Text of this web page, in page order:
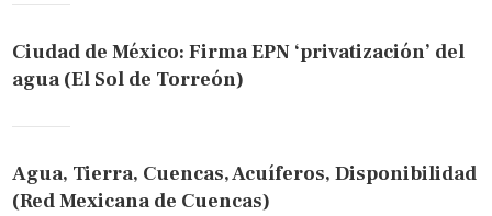
Ciudad de México: Firma EPN ‘privatización’ del
agua (El Sol de Torreón)
Agua, Tierra, Cuencas, Acuíferos, Disponibilidad
(Red Mexicana de Cuencas)